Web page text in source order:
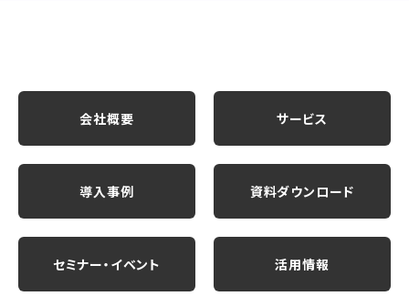
会社概要 サービス
導入事例 資料ダウンロード
セミナー・イベント 活用情報